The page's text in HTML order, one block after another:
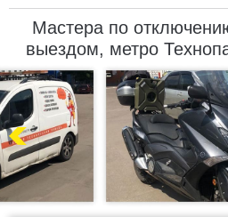
Мастера по
выездом, метро